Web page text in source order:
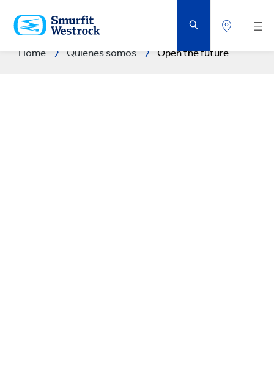
AL
CONTENIDO
PRINCIPAL
Home Quiénes somos Open the future